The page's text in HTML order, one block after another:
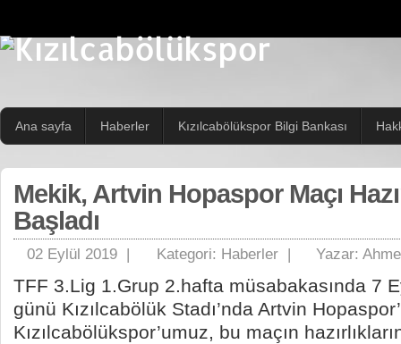
Ana sayfa Haberler Kızılcabölükspor Bilgi Bankası
Mekik, Artvin Hopaspor Maçı
Başladı
02 Eylül 2019 | Kategori: Haberler | Yazar:
TFF 3.Lig 1.Grup 2.hafta müsabakasında 7
günü Kızılcabölük Stadı’nda Artvin
Kızılcabölükspor’umuz, bu maçın